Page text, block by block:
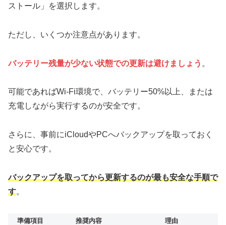
ストール」を選択します。
ただし、いくつか注意点があります。
バッテリー残量が少ない状態での更新は避けましょう 。
可能であればWi-Fi環境で、バッテリー50%以上、または
充電しながら実行するのが安全です。
さらに、事前にiCloudやPCへバックアップを取っておく
と安心です。
バックアップを取ってから更新するのが最も安全な手順で
す。
準備項目 推奨内容
理由